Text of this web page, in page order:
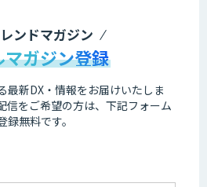
ンドマガジン
ガジン登録
最新DX・情報をお届けいたしま
信をご希望の方は、下記フォーム
無料です。